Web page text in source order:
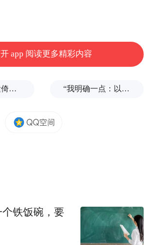
配置，主动博弈的风险仍未消
测总是难以战胜概率论的嘲
之前，不妨先看看我们身边哪
。超市的阿姨说，这段时间猪
app 阅读更多精彩内容
天柱山游客紧倚护栏扶手缓步下山，险被台风吹飞 “我明确一点：以色列不接受！”内塔尼亚胡为何如此公开地挑衅特朗普？
铁饭碗，要